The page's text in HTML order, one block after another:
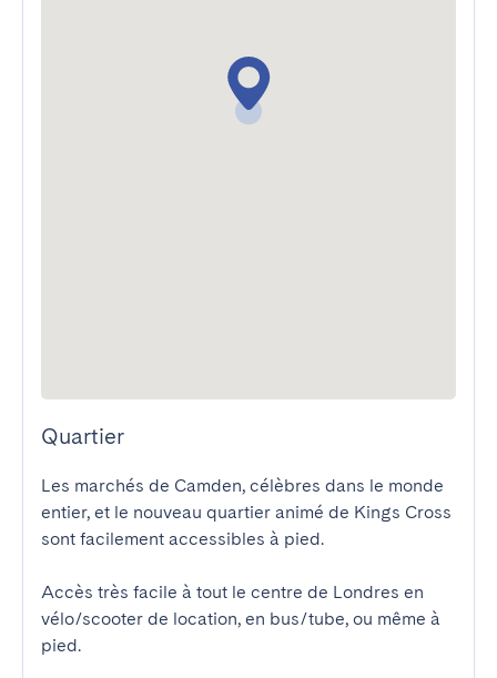
Quartier
Les marchés de Camden, célèbres dans le monde
entier, et le nouveau quartier animé de Kings Cross
sont facilement accessibles à pied.
Accès très facile à tout le centre de Londres en
vélo/scooter de location, en bus/tube, ou même à
pied.